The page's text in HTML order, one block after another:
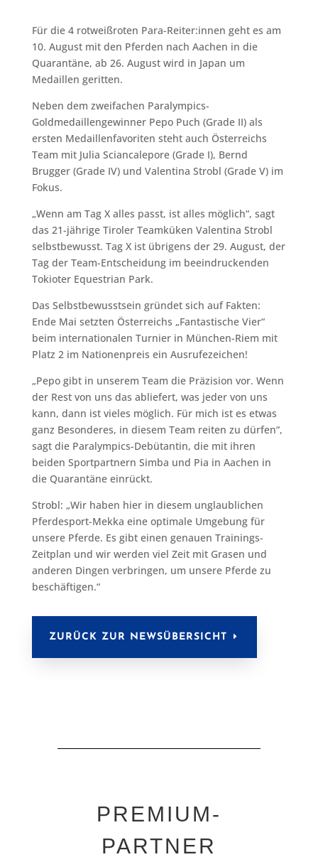
Für die 4 rotweißroten Para-Reiter:innen geht es am
10. August mit den Pferden nach Aachen in die
Quarantäne, ab 26. August wird in Japan um
Medaillen geritten.
Neben dem zweifachen Paralympics-
Goldmedaillengewinner Pepo Puch (Grade II) als
ersten Medaillenfavoriten steht auch Österreichs
Team mit Julia Sciancalepore (Grade I), Bernd
Brugger (Grade IV) und Valentina Strobl (Grade V) im
Fokus.
„Wenn am Tag X alles passt, ist alles möglich“, sagt
das 21-jährige Tiroler Teamküken Valentina Strobl
selbstbewusst. Tag X ist übrigens der 29. August, der
Tag der Team-Entscheidung im beeindruckenden
Tokioter Equestrian Park.
Das Selbstbewusstsein gründet sich auf Fakten:
Ende Mai setzten Österreichs „Fantastische Vier“
beim internationalen Turnier in München-Riem mit
Platz 2 im Nationenpreis ein Ausrufezeichen!
„Pepo gibt in unserem Team die Präzision vor. Wenn
der Rest von uns das abliefert, was jeder von uns
kann, dann ist vieles möglich. Für mich ist es etwas
ganz Besonderes, in diesem Team reiten zu dürfen“,
sagt die Paralympics-Debütantin, die mit ihren
beiden Sportpartnern Simba und Pia in Aachen in
die Quarantäne einrückt.
Strobl: „Wir haben hier in diesem unglaublichen
Pferdesport-Mekka eine optimale Umgebung für
unsere Pferde. Es gibt einen genauen Trainings-
Zeitplan und wir werden viel Zeit mit Grasen und
anderen Dingen verbringen, um unsere Pferde zu
beschäftigen.“
ZURÜCK ZUR NEWSÜBERSICHT
PREMIUM-
PARTNER